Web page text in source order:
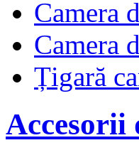
Camera
Camera
Țigară
Accesorii